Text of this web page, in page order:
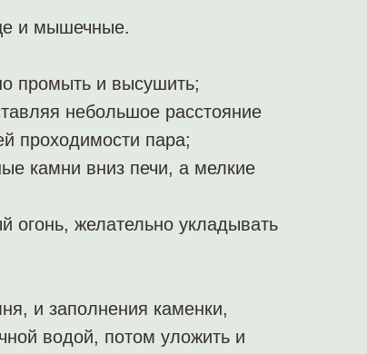
и мышечные.
промыть и высушить;
небольшое расстояние
проходимости пара;
камни вниз печи, а мелкие
огонь, желательно укладывать
и заполнения каменки,
водой, потом уложить и